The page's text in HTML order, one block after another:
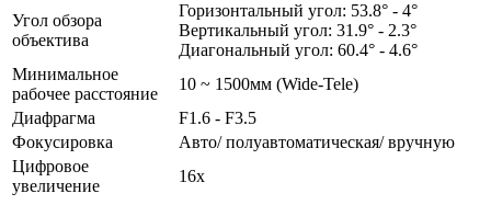
Угол обзора
объектива
Горизонтальный угол: 53.8° - 4°
Вертикальный угол: 31.9° - 2.3°
Диагональный угол: 60.4° - 4.6°
Минимальное
рабочее расстояние
10 ~ 1500мм (Wide-Tele)
Диафрагма
F1.6 - F3.5
Фокусировка
Авто/ полуавтоматическая/ вручную
Цифровое
увеличение
16х